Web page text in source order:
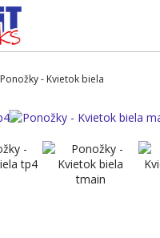
Ponožky - Kvietok biela